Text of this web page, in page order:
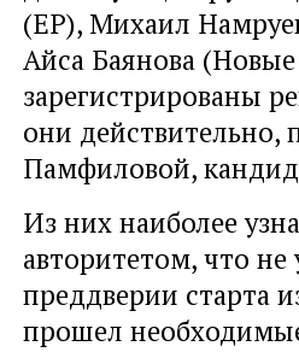
(ЕР), Михаил
Айса Баянова
зарегистрированы
они действительно,
Памфиловой,
Из них наиболее
авторитетом, что не
преддверии старта
прошел